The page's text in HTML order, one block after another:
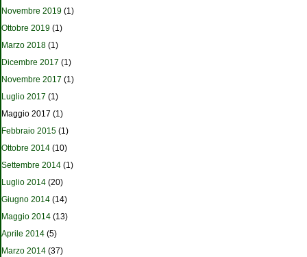
Novembre 2019 (1)
Ottobre 2019 (1)
Marzo 2018 (1)
Dicembre 2017 (1)
Novembre 2017 (1)
Luglio 2017 (1)
Maggio 2017 (1)
Febbraio 2015 (1)
Ottobre 2014 (10)
Settembre 2014 (1)
Luglio 2014 (20)
Giugno 2014 (14)
Maggio 2014 (13)
Aprile 2014 (5)
Marzo 2014 (37)